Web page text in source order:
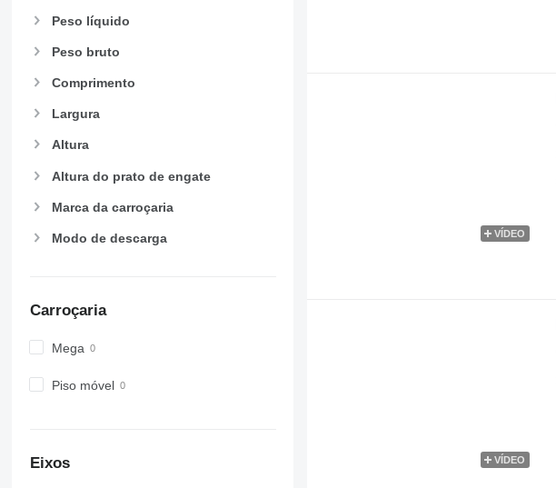
Peso líquido
Peso bruto
Comprimento
Largura
Altura
Altura do prato de engate
Marca da carroçaria
Modo de descarga
Carroçaria
Mega
Piso móvel
Eixos
VÍDEO
VÍDEO